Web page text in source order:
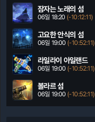
잠자는 노래의 섬
06일 18:20 (-10:12:10)
고요한 안식의 섬
06일 19:00 (-10:52:10)
라일라이 아일랜드
06일 19:00 (-10:52:10)
볼라르 섬
06일 19:00 (-10:52:10)